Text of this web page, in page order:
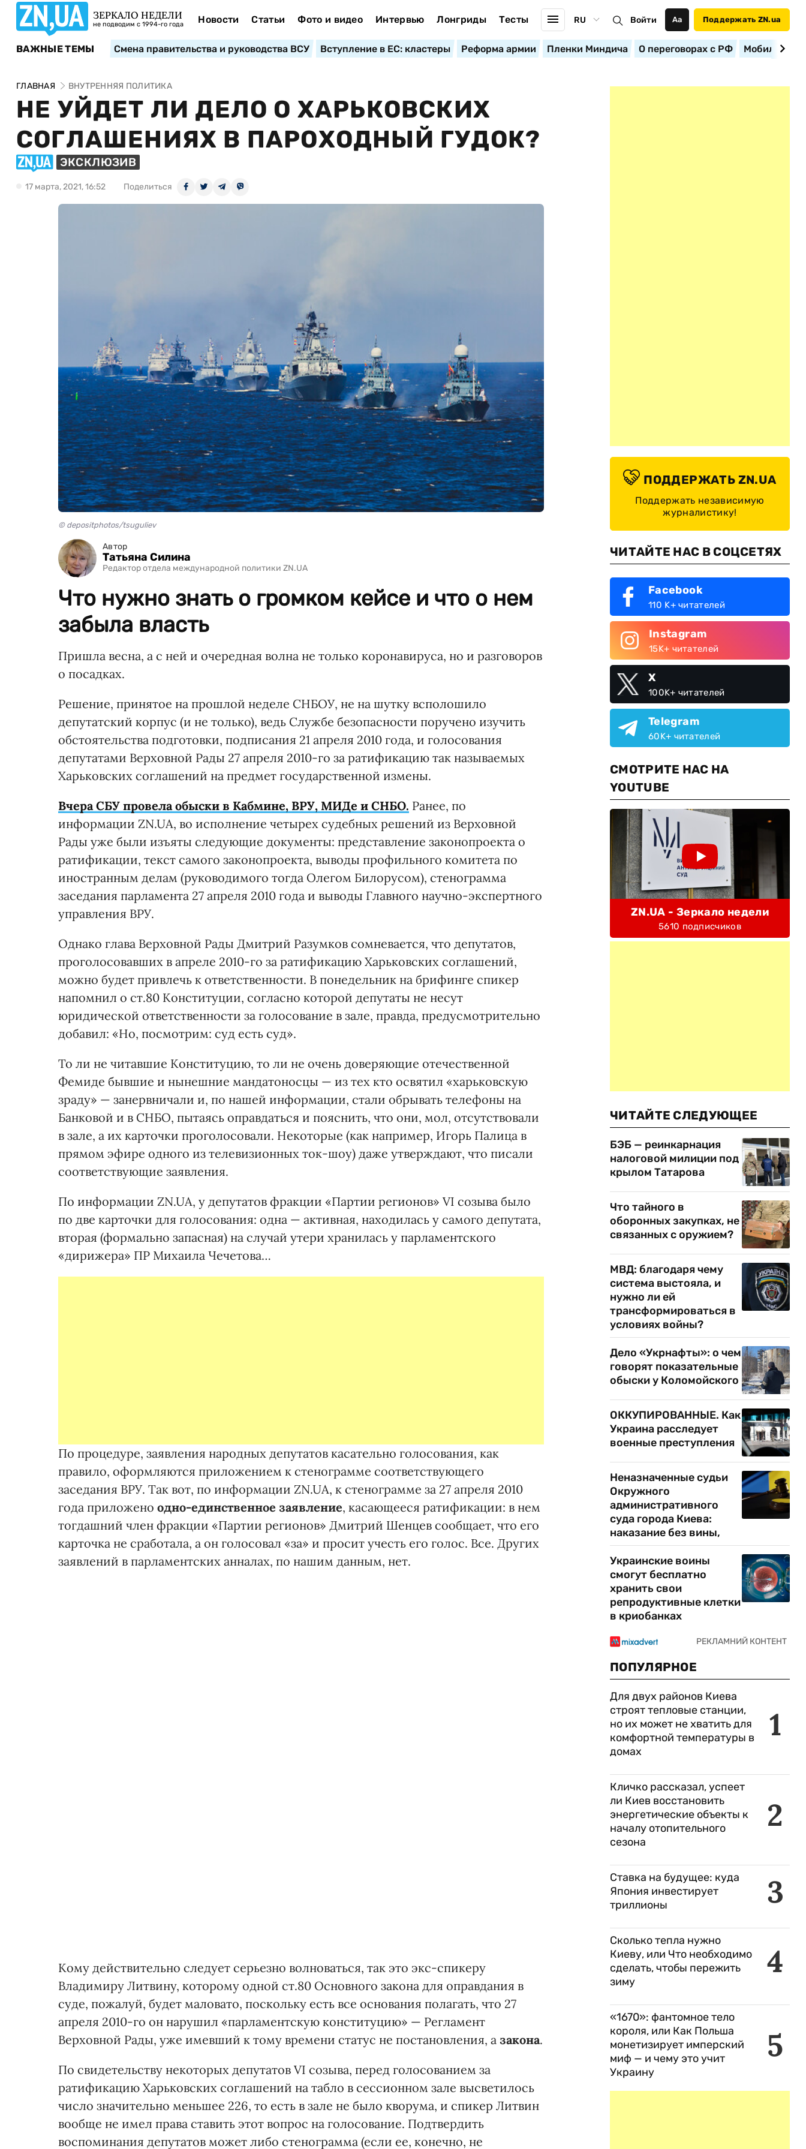
ЗЕРКАЛО НЕДЕЛИ
не подводим с 1994-го года Новости Статьи Фото и видео Интервью Лонгриды Тесты RU Войти Аа Поддержать ZN.ua
ВАЖНЫЕ ТЕМЫ Смена правительства и руководства ВСУ Вступление в ЕС: кластеры Реформа армии Пленки Миндича О переговорах с РФ
ГЛАВНАЯ ВНУТРЕННЯЯ ПОЛИТИКА
НЕ УЙДЕТ ЛИ ДЕЛО О ХАРЬКОВСКИХ
СОГЛАШЕНИЯХ В ПАРОХОДНЫЙ ГУДОК?
ЭКСКЛЮЗИВ
17 марта, 2021, 16:52 Поделиться
© depositphotos/tsuguliev
Автор
Татьяна Силина
Редактор отдела международной политики ZN.UA
Что нужно знать о громком кейсе и что о нем
забыла власть
Пришла весна, а с ней и очередная волна не только коронавируса, но и разговоров
о посадках.
Решение, принятое на прошлой неделе СНБОУ, не на шутку всполошило
депутатский корпус (и не только), ведь Службе безопасности поручено изучить
обстоятельства подготовки, подписания 21 апреля 2010 года, и голосования
депутатами Верховной Рады 27 апреля 2010-го за ратификацию так называемых
Харьковских соглашений на предмет государственной измены.
Вчера СБУ провела обыски в Кабмине, ВРУ, МИДе и СНБО. Ранее, по
информации ZN.UA, во исполнение четырех судебных решений из Верховной
Рады уже были изъяты следующие документы: представление законопроекта о
ратификации, текст самого законопроекта, выводы профильного комитета по
иностранным делам (руководимого тогда Олегом Билорусом), стенограмма
заседания парламента 27 апреля 2010 года и выводы Главного научно-экспертного
управления ВРУ.
Однако глава Верховной Рады Дмитрий Разумков сомневается, что депутатов,
проголосовавших в апреле 2010-го за ратификацию Харьковских соглашений,
можно будет привлечь к ответственности. В понедельник на брифинге спикер
напомнил о ст.80 Конституции, согласно которой депутаты не несут
юридической ответственности за голосование в зале, правда, предусмотрительно
добавил: «Но, посмотрим: суд есть суд».
То ли не читавшие Конституцию, то ли не очень доверяющие отечественной
Фемиде бывшие и нынешние мандатоносцы — из тех кто освятил «харьковскую
зраду» — занервничали и, по нашей информации, стали обрывать телефоны на
Банковой и в СНБО, пытаясь оправдаться и пояснить, что они, мол, отсутствовали
в зале, а их карточки проголосовали. Некоторые (как например, Игорь Палица в
прямом эфире одного из телевизионных ток-шоу) даже утверждают, что писали
соответствующие заявления.
По информации ZN.UA, у депутатов фракции «Партии регионов» VI созыва было
по две карточки для голосования: одна — активная, находилась у самого депутата,
вторая (формально запасная) на случай утери хранилась у парламентского
«дирижера» ПР Михаила Чечетова…
По процедуре, заявления народных депутатов касательно голосования, как
правило, оформляются приложением к стенограмме соответствующего
заседания ВРУ. Так вот, по информации ZN.UA, к стенограмме за 27 апреля 2010
года приложено одно-единственное заявление, касающееся ратификации: в нем
тогдашний член фракции «Партии регионов» Дмитрий Шенцев сообщает, что его
карточка не сработала, а он голосовал «за» и просит учесть его голос. Все. Других
заявлений в парламентских анналах, по нашим данным, нет.
Кому действительно следует серьезно волноваться, так это экс-спикеру
Владимиру Литвину, которому одной ст.80 Основного закона для оправдания в
суде, пожалуй, будет маловато, поскольку есть все основания полагать, что 27
апреля 2010-го он нарушил «парламентскую конституцию» — Регламент
Верховной Рады, уже имевший к тому времени статус не постановления, а закона.
По свидетельству некоторых депутатов VI созыва, перед голосованием за
ратификацию Харьковских соглашений на табло в сессионном зале высветилось
число значительно меньшее 226, то есть в зале не было кворума, и спикер Литвин
вообще не имел права ставить этот вопрос на голосование. Подтвердить
воспоминания депутатов может либо стенограмма (если ее, конечно, не
ПОДДЕРЖАТЬ ZN.UA
Поддержать независимую
журналистику!
ЧИТАЙТЕ НАС В СОЦСЕТЯХ
Facebook
110 K+ читателей
Instagram
15K+ читателей
X
100K+ читателей
Telegram
60K+ читателей
СМОТРИТЕ НАС НА
YOUTUBE
ZN.UA - Зеркало недели
5610 подписчиков
ЧИТАЙТЕ СЛЕДУЮЩЕЕ
БЭБ — реинкарнация
налоговой милиции под
крылом Татарова
Что тайного в
оборонных закупках, не
связанных с оружием?
МВД: благодаря чему
система выстояла, и
нужно ли ей
трансформироваться в
условиях войны?
Дело «Укрнафты»: о чем
говорят показательные
обыски у Коломойского
ОККУПИРОВАННЫЕ. Как
Украина расследует
военные преступления
Неназначенные судьи
Окружного
административного
суда города Киева:
наказание без вины,
Украинские воины
смогут бесплатно
хранить свои
репродуктивные клетки
в криобанках
ПОПУЛЯРНОЕ
1
Для двух районов Киева
строят тепловые станции,
но их может не хватить для
комфортной температуры в
домах
2
Кличко рассказал, успеет
ли Киев восстановить
энергетические объекты к
началу отопительного
сезона
3
Ставка на будущее: куда
Япония инвестирует
триллионы
4
Сколько тепла нужно
Киеву, или Что необходимо
сделать, чтобы пережить
зиму
5
«1670»: фантомное тело
короля, или Как Польша
монетизирует имперский
миф — и чему это учит
Украину